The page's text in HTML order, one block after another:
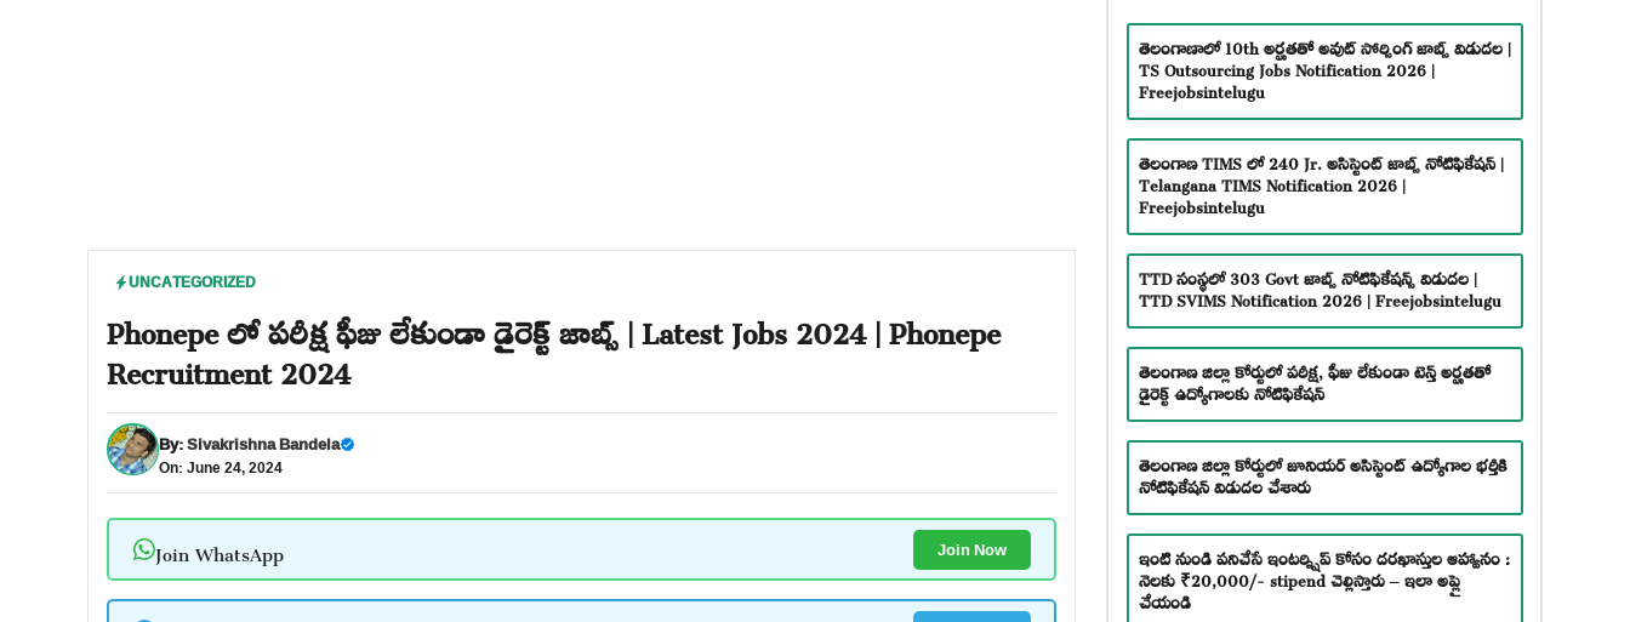
UNCATEGORIZED
Phonepe లో పరీక్ష ఫీజు లేకుండా డైరెక్ట్ జాబ్స్ | Latest Jobs 2024 | Phonepe
Recruitment 2024
By:Sivakrishna Bandela
On: June 24, 2024
Join WhatsApp Join Now
తెలంగాణాలో 10th అర్హతతో అవుట్ సోర్సింగ్ జాబ్స్ విడుదల |
TS Outsourcing Jobs Notification 2026 |
Freejobsintelugu
తెలంగాణ TIMS లో 240 Jr. అసిస్టెంట్ జాబ్స్ నోటిఫికేషన్ |
Telangana TIMS Notification 2026 |
Freejobsintelugu
TTD సంస్థలో 303 Govt జాబ్స్ నోటిఫికేషన్స్ విడుదల |
TTD SVIMS Notification 2026 | Freejobsintelugu
తెలంగాణ జిల్లా కోర్టులో పరీక్ష, ఫీజు లేకుండా టెన్త్ అర్హతతో
డైరెక్ట్ ఉద్యోగాలకు నోటిఫికేషన్
తెలంగాణ జిల్లా కోర్టులో జూనియర్ అసిస్టెంట్ ఉద్యోగాల భర్తీకి
నోటిఫికేషన్ విడుదల చేశారు
ఇంటి నుండి పనిచేసే ఇంటర్న్షిప్ కోసం దరఖాస్తుల ఆహ్వానం :
నెలకు ₹20,000/- stipend చెల్లిస్తారు – ఇలా అప్లై
చేయండి